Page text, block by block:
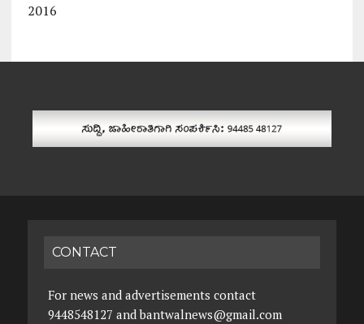
2016
CONTACT
For news and advertisements contact
9448548127 and bantwalnews@gmail.com